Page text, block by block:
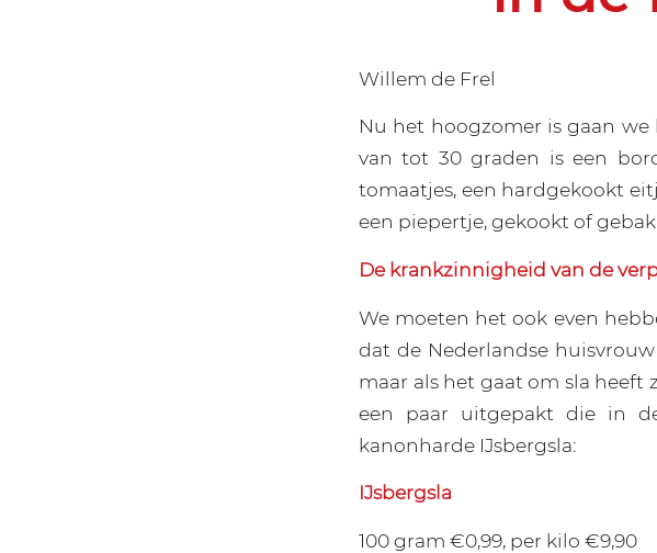
Willem de Frel
Nu het hoogzomer is gaan
van tot 30 graden is een
tomaatjes, een hardgekookt
een piepertje, gekookt of
De krankzinnigheid van de
We moeten het ook even
dat de Nederlandse
maar als het gaat om sla heeft
een paar uitgepakt die in
kanonharde IJsbergsla:
IJsbergsla
100 gram €0,99, per kilo €9,90